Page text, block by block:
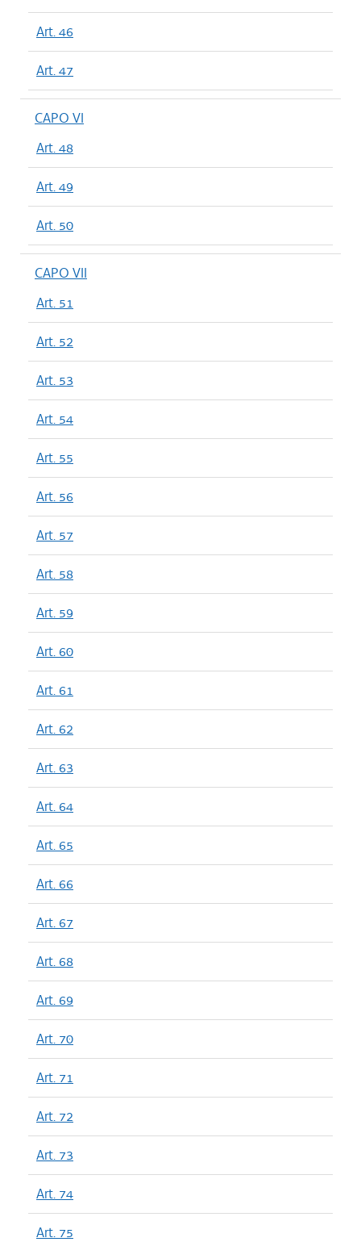
Art. 46
Art. 47
CAPO VI
Art. 48
Art. 49
Art. 50
CAPO VII
Art. 51
Art. 52
Art. 53
Art. 54
Art. 55
Art. 56
Art. 57
Art. 58
Art. 59
Art. 60
Art. 61
Art. 62
Art. 63
Art. 64
Art. 65
Art. 66
Art. 67
Art. 68
Art. 69
Art. 70
Art. 71
Art. 72
Art. 73
Art. 74
Art. 75